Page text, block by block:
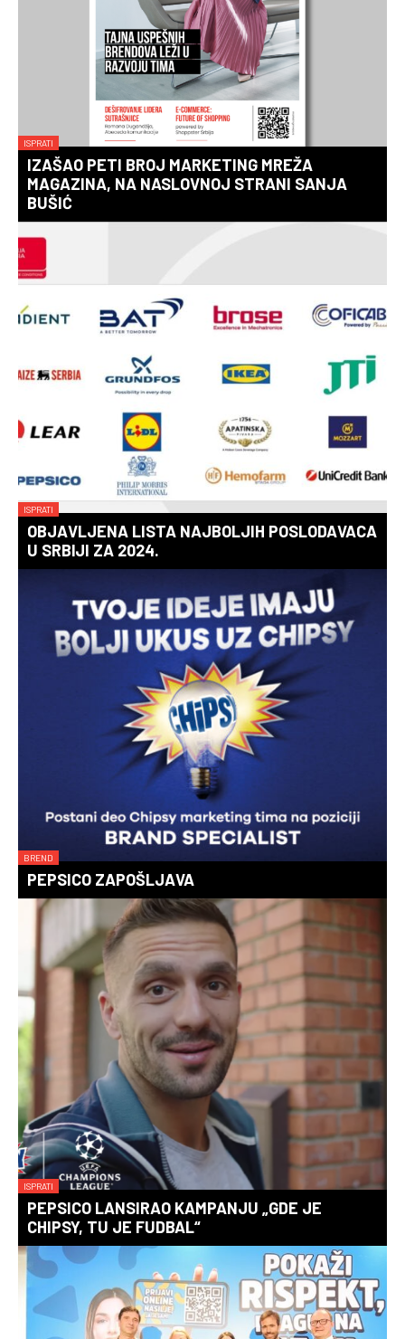
ISPRATI
IZAŠAO PETI BROJ MARKETING MREŽA
MAGAZINA, NA NASLOVNOJ STRANI SANJA
BUŠIĆ
ISPRATI
OBJAVLJENA LISTA NAJBOLJIH POSLODAVACA
U SRBIJI ZA 2024.
BREND
PEPSICO ZAPOŠLJAVA
ISPRATI
PEPSICO LANSIRAO KAMPANJU „GDE JE
CHIPSY, TU JE FUDBAL“